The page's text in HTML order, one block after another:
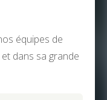
équipes de
dans sa grande